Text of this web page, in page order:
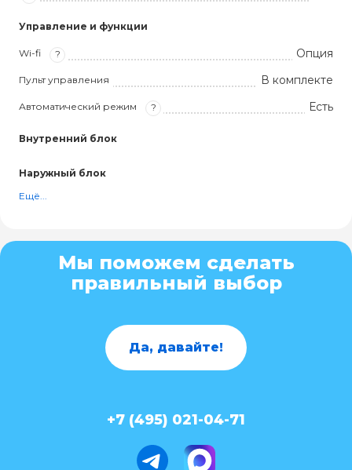
Управление и функции
Wi-fi ? Опция
Пульт управления В комплекте
Автоматический режим ? Есть
Внутренний блок
Наружный блок
Ещё...
Мы поможем сделать
правильный выбор
Да, давайте!
+7 (495) 021-04-71